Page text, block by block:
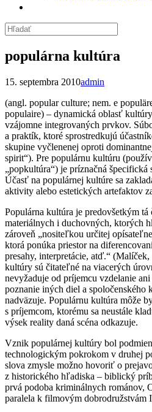
populárna kultúra
15. septembra 2010admin
(angl. popular culture; nem. e
populaire) – dynamická oblasť kultúry
vzájomne integrovaných prvkov.
a praktík, ktoré sprostredkujú
skupine vyčlenenej oproti
spirit“). Pre populárnu kultúru
„popkultúra“) je príznačná špecifická
Účasť na populárnej kultúre sa
aktivity alebo estetických artefaktov
Populárna kultúra je predovšetkým
materiálnych i duchovných, ktorých
zároveň „nositeľkou určitej
ktorá ponúka priestor na
presahy, interpretácie, atď.“
kultúry sú čitateľné na viacerých
nevyžaduje od príjemcu vzdelanie
poznanie iných diel a spoločenského
nadväzuje. Populárnu kultúra môže
s príjemcom, ktorému sa neustále
výsek reality daná scéna odkazuje.
Vznik populárnej kultúry bol
technologickým pokrokom v druhej
slova zmysle možno hovoriť o
z historického hľadiska – biblický
prvá podoba kriminálnych románov,
paralela k filmovým dobrodružstvám